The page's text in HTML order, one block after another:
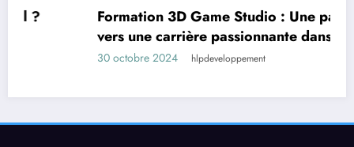
Formation 3D Game Studio : Une passerelle
vers une carrière passionnante dans le jeu
30 octobre 2024 hlpdeveloppement